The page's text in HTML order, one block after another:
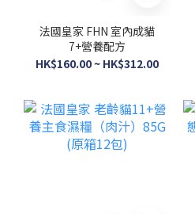
法國皇家 FHN 室內成貓
7+營養配方
HK$160.00 ~ HK$312.00